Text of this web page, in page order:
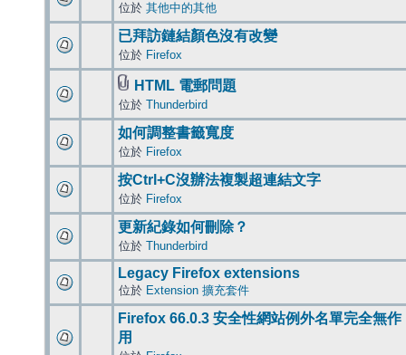
位於 其他中的其他
已拜訪鏈結顏色沒有改變
位於 Firefox
HTML 電郵問題
位於 Thunderbird
如何調整書籤寬度
位於 Firefox
按Ctrl+C沒辦法複製超連結文字
位於 Firefox
更新紀錄如何刪除？
位於 Thunderbird
Legacy Firefox extensions
位於 Extension 擴充套件
Firefox 66.0.3 安全性網站例外名單完全無作
用